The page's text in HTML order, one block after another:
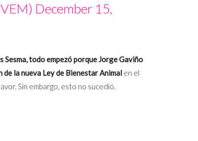
December 15,
Sesma, todo empezó porque Jorge Gaviño
la nueva Ley de Bienestar Animal en el
Sin embargo, esto no sucedió.